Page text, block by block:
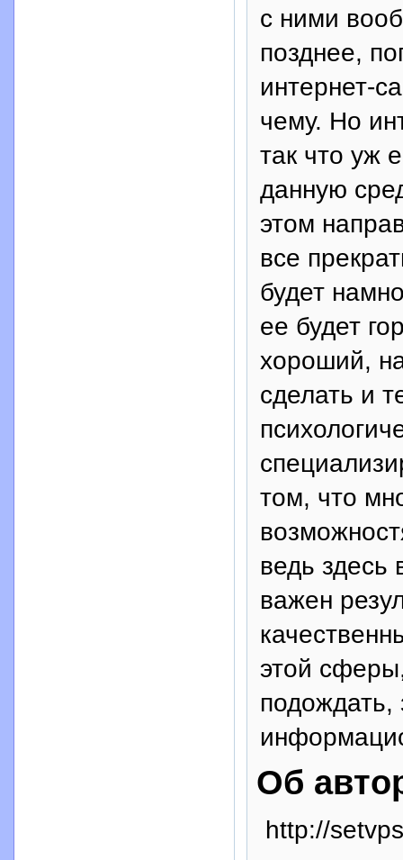
с ними
позднее,
интернет-
чему. Но
так что уж
данную
этом
все
будет
ее будет
хороший,
сделать и
том, что
ведь
важен
этой
подождать,
Об
http://